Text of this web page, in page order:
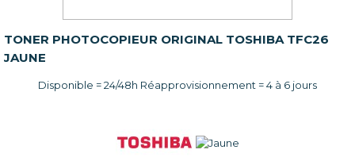
TONER PHOTOCOPIEUR ORIGINAL TOSHIBA TFC26
JAUNE
Disponible = 24/48h Réapprovisionnement = 4 à 6 jours